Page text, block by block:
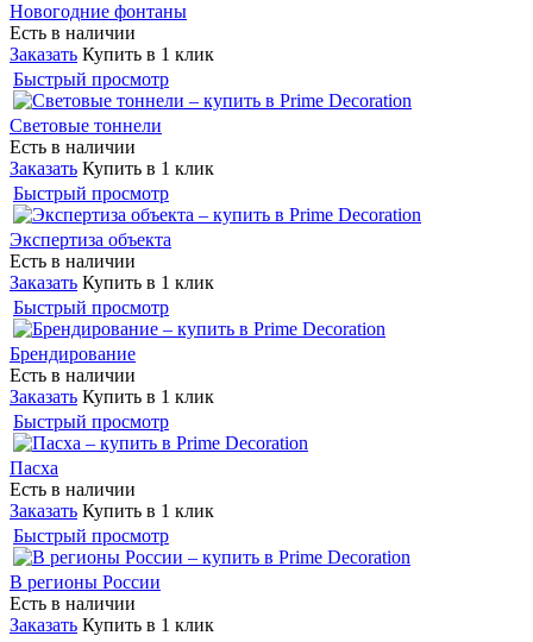
Новогодние фонтаны
Есть в наличии
Заказать Купить в 1 клик
Быстрый просмотр
Световые тоннели
Есть в наличии
Заказать Купить в 1 клик
Быстрый просмотр
Экспертиза объекта
Есть в наличии
Заказать Купить в 1 клик
Быстрый просмотр
Брендирование
Есть в наличии
Заказать Купить в 1 клик
Быстрый просмотр
Пасха
Есть в наличии
Заказать Купить в 1 клик
Быстрый просмотр
В регионы России
Есть в наличии
Заказать Купить в 1 клик